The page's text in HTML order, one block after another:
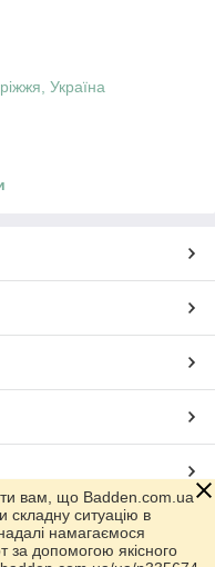
Україна
вам, що Badden.com.ua
складну ситуацію в
намагаємося
за допомогою якісного